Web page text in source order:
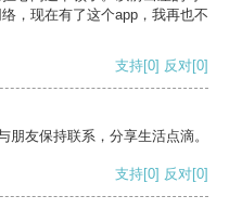
，现在有了这个app，我再也不
支持[0] 反对[0]
友保持联系，分享生活点滴。
支持[0] 反对[0]